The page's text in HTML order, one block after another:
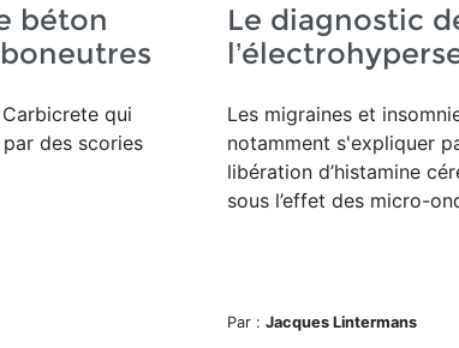
béton
qui
des scories
Le diagnostic
Les migraines et
notamment s'expliquer
libération d’histamine
sous l’effet des micro-
Par : Jacques Lintermans